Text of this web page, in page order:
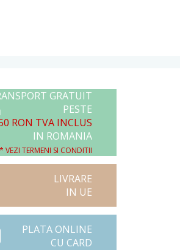
GRATUIT
PESTE
RON TVA INCLUS
IN ROMANIA
* VEZI TERMENI SI CONDITII
LIVRARE
IN UE
PLATA ONLINE
CU CARD